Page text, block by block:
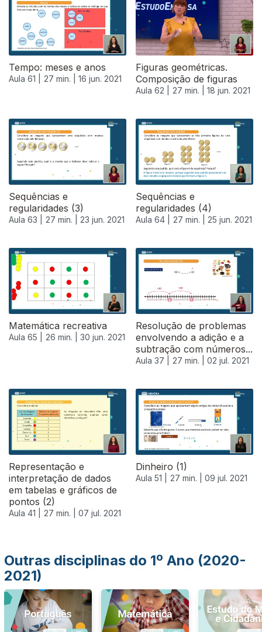
Tempo: meses e anos
Aula 61 | 27 min. | 16 jun. 2021
Figuras geométricas.
Composição de figuras
Aula 62 | 27 min. | 18 jun. 2021
Sequências e
regularidades (3)
Aula 63 | 27 min. | 23 jun. 2021
Sequências e
regularidades (4)
Aula 64 | 27 min. | 25 jun. 2021
Matemática recreativa
Aula 65 | 26 min. | 30 jun. 2021
Resolução de problemas
envolvendo a adição e a
subtração com números...
Aula 37 | 27 min. | 02 jul. 2021
Representação e
interpretação de dados
em tabelas e gráficos de
pontos (2)
Aula 41 | 27 min. | 07 jul. 2021
Dinheiro (1)
Aula 51 | 27 min. | 09 jul. 2021
556889
Outras disciplinas do 1º Ano (2020-
2021)